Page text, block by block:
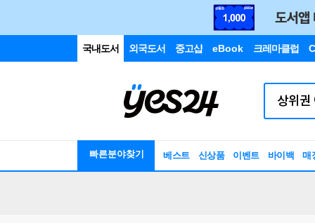
국내도서 외국도서 중고샵 eBook 크레마클럽
빠른분야찾기 베스트 신상품 이벤트 바이백 매